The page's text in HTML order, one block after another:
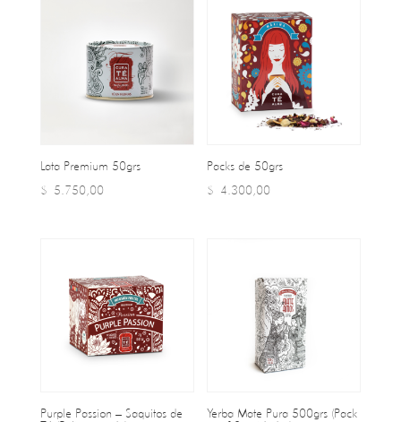
Lata Premium 50grs
$ 5.750,00
Packs de 50grs
$ 4.300,00
Purple Passion – Saquitos de
Yerba Mate Pura 500grs (Pack